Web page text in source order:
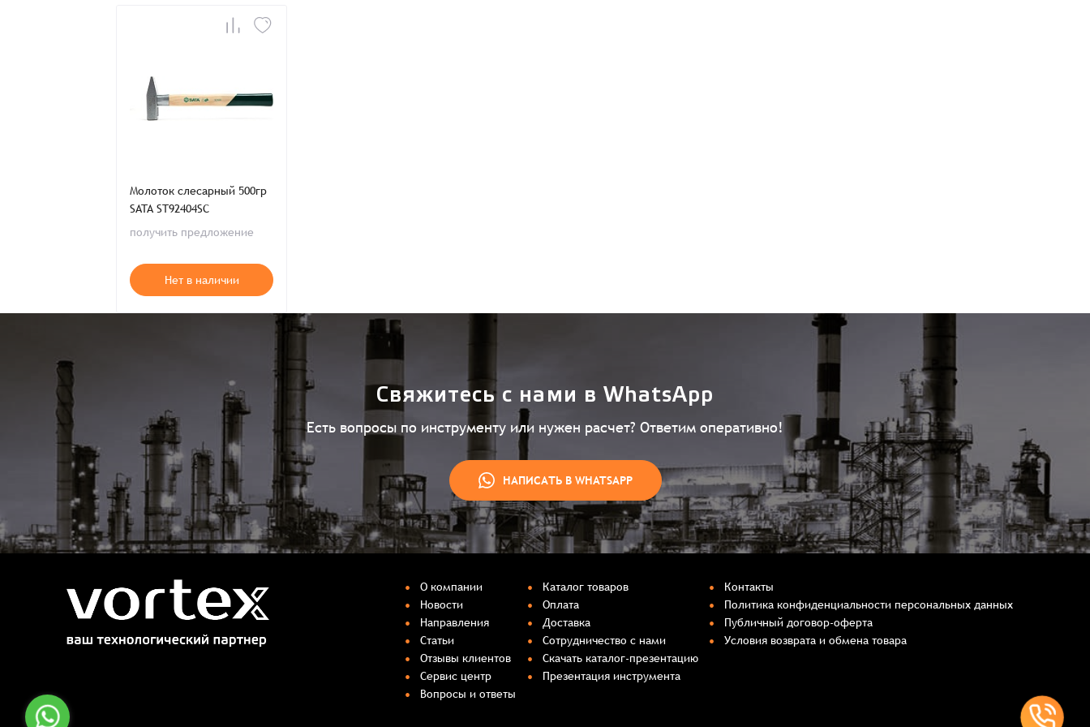
Молоток слесарный 500гр
SATA ST92404SC
получить предложение
Нет в наличии
Свяжитесь с нами в WhatsApp
Есть вопросы по инструменту или нужен расчет? Ответим оперативно!
НАПИСАТЬ В WHATSAPP
О компании
Новости
Направления
Статьи
Отзывы клиентов
Сервис центр
Вопросы и ответы
Каталог товаров
Оплата
Доставка
Сотрудничество с нами
Скачать каталог-презентацию
Презентация инструмента
Контакты
Политика конфиденциальности персональных данных
Публичный договор-оферта
Условия возврата и обмена товара